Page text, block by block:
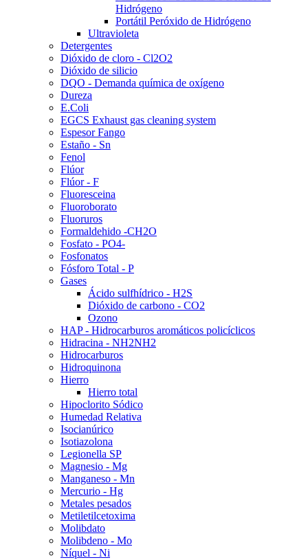
Hidrógeno
Portátil Peróxido de Hidrógeno
Ultravioleta
Detergentes
Dióxido de cloro - Cl2O2
Dióxido de silicio
DQO - Demanda química de oxígeno
Dureza
E.Coli
EGCS Exhaust gas cleaning system
Espesor Fango
Estaño - Sn
Fenol
Flúor
Flúor - F
Fluoresceina
Fluoroborato
Fluoruros
Formaldehido -CH2O
Fosfato - PO4-
Fosfonatos
Fósforo Total - P
Gases
Ácido sulfhídrico - H2S
Dióxido de carbono - CO2
Ozono
HAP - Hidrocarburos aromáticos policíclicos
Hidracina - NH2NH2
Hidrocarburos
Hidroquinona
Hierro
Hierro total
Hipoclorito Sódico
Humedad Relativa
Isocianúrico
Isotiazolona
Legionella SP
Magnesio - Mg
Manganeso - Mn
Mercurio - Hg
Metales pesados
Metiletilcetoxima
Molibdato
Molibdeno - Mo
Níquel - Ni